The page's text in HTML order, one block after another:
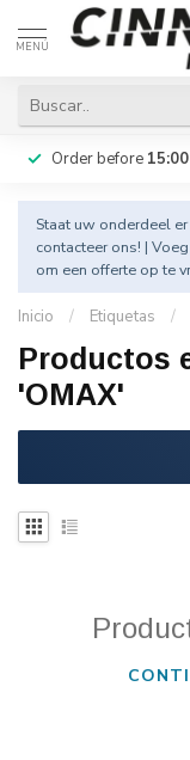
MENÚ
Order before 15:00
Staat uw onderdeel
contacteer ons! |
om een offerte op te
Inicio / Etiquetas /
Productos
'OMAX'